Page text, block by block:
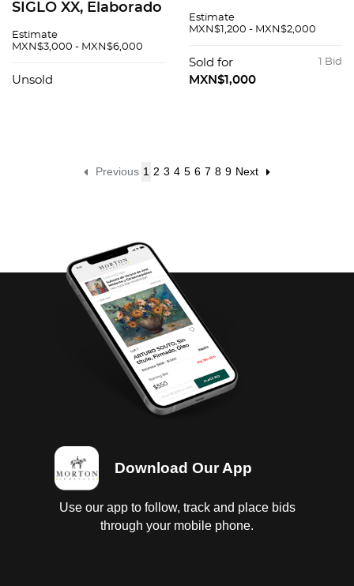
SIGLO XX, Elaborado
color verde, detalles
esmalte dorado. 6
Estimate
MXN$3,000 - MXN$6,000
Unsold
en cristal de
azulado. Decoración
facetada y orgánica.
Estimate
MXN$1,200 - MXN$2,000
1 Bid
Sold for
MXN$1,000
Previous 1 2 3 4 5 6 7 8 9 Next
Download Our App
Use our app to follow, track and place bids
through your mobile phone.